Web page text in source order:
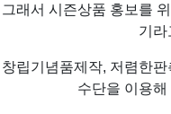
그래서 시즌상품 홍보를
기라
창립기념품제작, 저렴한
수단을 이용